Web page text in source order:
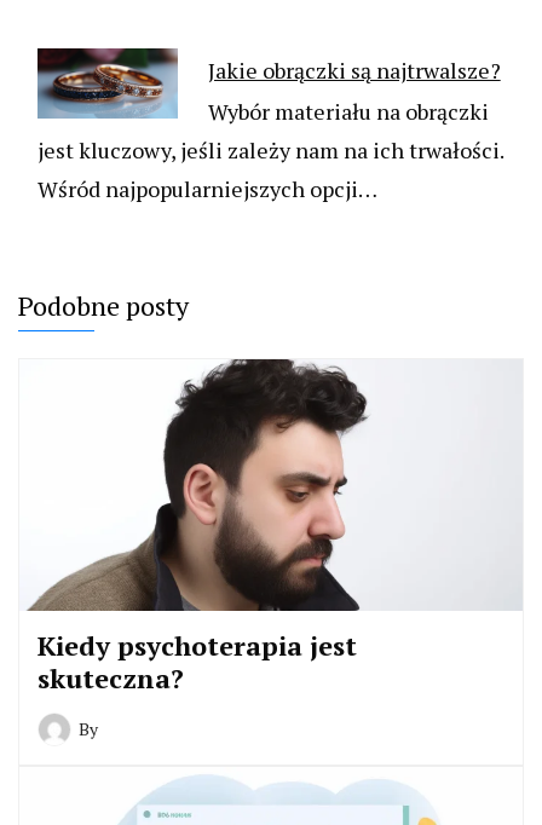
Jakie obrączki są najtrwalsze?
Wybór materiału na obrączki
jest kluczowy, jeśli zależy nam na ich trwałości.
Wśród najpopularniejszych opcji…
Podobne posty
Kiedy psychoterapia jest
skuteczna?
By